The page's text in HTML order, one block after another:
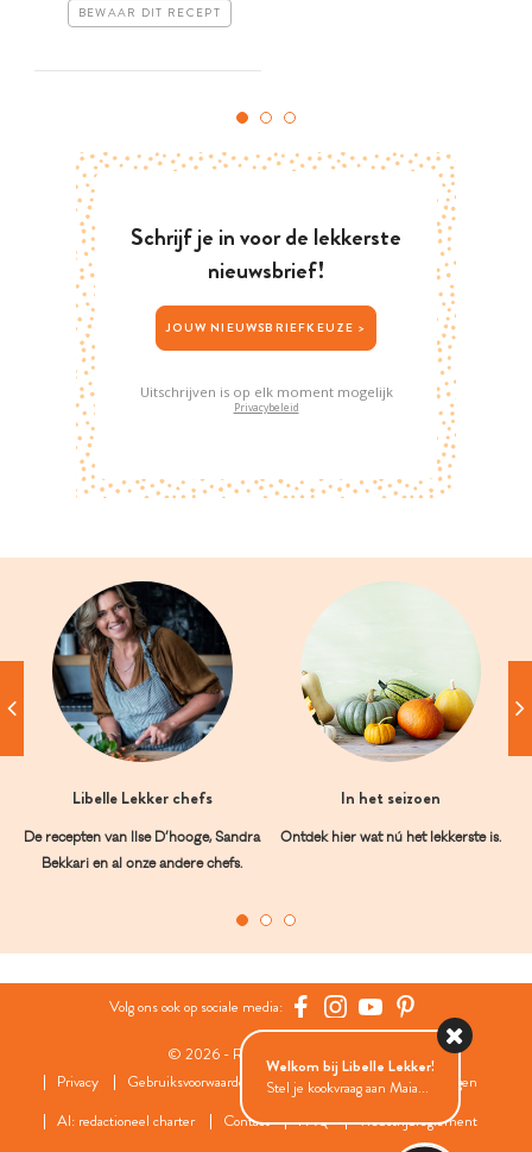
BEWAAR DIT RECEPT
Schrijf je in voor de lekkerste
nieuwsbrief!
JOUW NIEUWSBRIEFKEUZE >
Uitschrijven is op elk moment mogelijk
Privacybeleid
Libelle Lekker chefs
De recepten van Ilse D’hooge, Sandra
Bekkari en al onze andere chefs.
In het seizoen
Ontdek hier wat nú het lekkerste is.
Volg ons ook op sociale media:
© 2026 - Roularta Media Group
Privacy
Gebruiksvoorwaarden Cookies
Cookies instellingen
AI: redactioneel charter
Contact FAQ
Wedstrijdreglement
Welkom bij Libelle Lekker!
Stel je kookvraag aan Maia...